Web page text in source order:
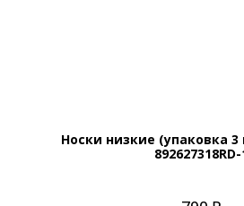
Носки низкие (упаковка
892627318RD-